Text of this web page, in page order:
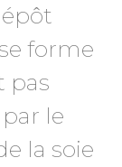
forme
pas
le
la soie